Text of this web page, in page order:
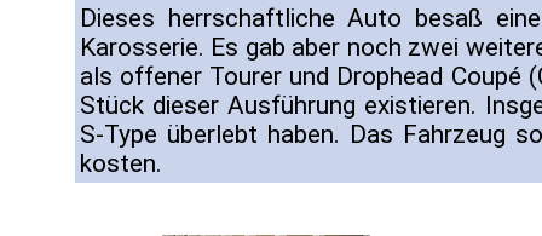
Dieses herrschaftliche Auto besaß
Karosserie. Es gab aber noch zwei
als offener Tourer und Drophead Coupé
Stück dieser Ausführung existieren.
S-Type überlebt haben. Das Fahrzeug
kosten.